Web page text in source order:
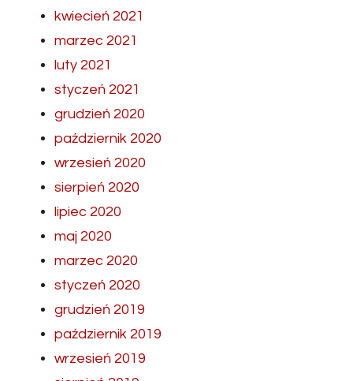
kwiecień 2021
marzec 2021
luty 2021
styczeń 2021
grudzień 2020
październik 2020
wrzesień 2020
sierpień 2020
lipiec 2020
maj 2020
marzec 2020
styczeń 2020
grudzień 2019
październik 2019
wrzesień 2019